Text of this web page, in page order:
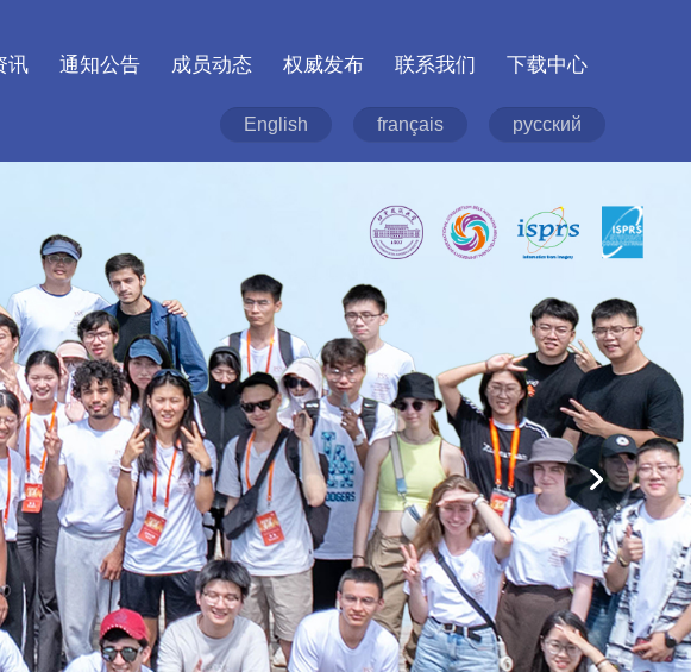
讯 通知公告 成员动态 权威发布 联系我们 下载中心
English français русский